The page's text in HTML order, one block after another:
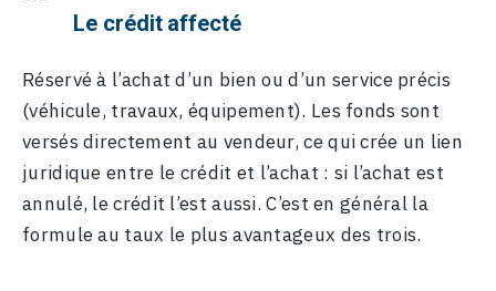
Le crédit affecté
Réservé à l’achat d’un bien ou d’un service précis
(véhicule, travaux, équipement). Les fonds sont
versés directement au vendeur, ce qui crée un lien
juridique entre le crédit et l’achat : si l’achat est
annulé, le crédit l’est aussi. C’est en général la
formule au taux le plus avantageux des trois.